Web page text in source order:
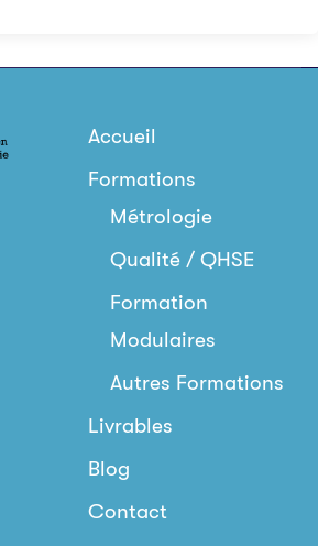
Accueil
Formations
Métrologie
Qualité / QHSE
Formation
Modulaires
Autres Formations
Livrables
Blog
Contact